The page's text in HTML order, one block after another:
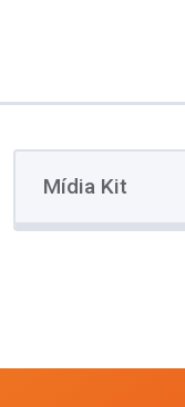
Mídia Kit